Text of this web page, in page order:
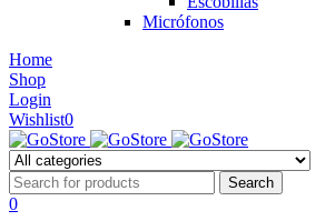
Micrófonos
Home
Shop
Login
Wishlist0
0